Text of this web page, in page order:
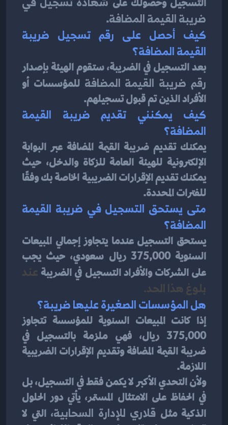
ضريبة القيمة المضافة.
القيمة المضافة؟
بعد التسجيل في الضريبة، ستقوم الهيئة بإصدار
رقم ضريبة القيمة المضافة
الأفراد الذين تم قبول تسجيلهم.
المضافة؟
للفترات المحددة.
المضافة؟
على الشركات والأفراد التسجيل في الضريبة
بلوغ هذا الحد.
هل المؤسسات الصغيرة عليها ضريبة؟
إذا كانت المبيعات السنوية للمؤسسة تتجاوز
اللازمة.
الذكية مثل قلاري للإدارة السحابية ، التي لا